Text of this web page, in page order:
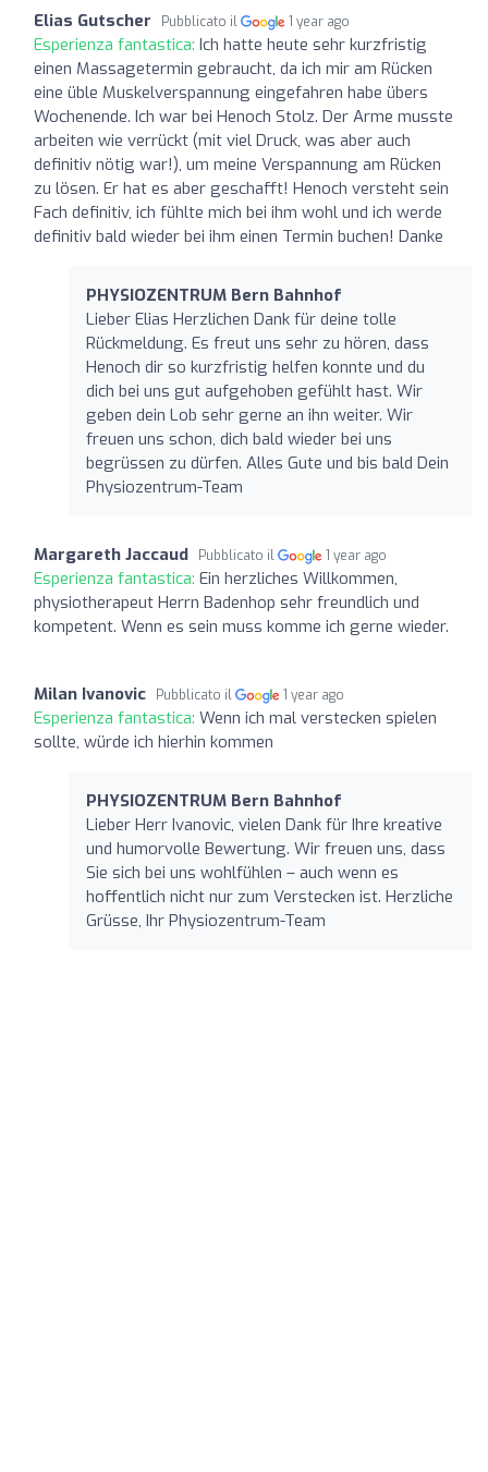
Elias Gutscher Pubblicato il 1 year ago
Esperienza fantastica: Ich hatte heute sehr kurzfristig
einen Massagetermin gebraucht, da ich mir am Rücken
eine üble Muskelverspannung eingefahren habe übers
Wochenende. Ich war bei Henoch Stolz. Der Arme musste
arbeiten wie verrückt (mit viel Druck, was aber auch
definitiv nötig war!), um meine Verspannung am Rücken
zu lösen. Er hat es aber geschafft! Henoch versteht sein
Fach definitiv, ich fühlte mich bei ihm wohl und ich werde
definitiv bald wieder bei ihm einen Termin buchen! Danke
PHYSIOZENTRUM Bern Bahnhof
Lieber Elias Herzlichen Dank für deine tolle
Rückmeldung. Es freut uns sehr zu hören, dass
Henoch dir so kurzfristig helfen konnte und du
dich bei uns gut aufgehoben gefühlt hast. Wir
geben dein Lob sehr gerne an ihn weiter. Wir
freuen uns schon, dich bald wieder bei uns
begrüssen zu dürfen. Alles Gute und bis bald Dein
Physiozentrum-Team
Margareth Jaccaud Pubblicato il 1 year ago
Esperienza fantastica: Ein herzliches Willkommen,
physiotherapeut Herrn Badenhop sehr freundlich und
kompetent. Wenn es sein muss komme ich gerne wieder.
Milan Ivanovic Pubblicato il 1 year ago
Esperienza fantastica: Wenn ich mal verstecken spielen
sollte, würde ich hierhin kommen
PHYSIOZENTRUM Bern Bahnhof
Lieber Herr Ivanovic, vielen Dank für Ihre kreative
und humorvolle Bewertung. Wir freuen uns, dass
Sie sich bei uns wohlfühlen – auch wenn es
hoffentlich nicht nur zum Verstecken ist. Herzliche
Grüsse, Ihr Physiozentrum-Team